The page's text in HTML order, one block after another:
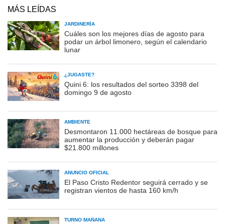
MÁS LEÍDAS
JARDINERÍA
Cuáles son los mejores días de agosto para
podar un árbol limonero, según el calendario
lunar
¿JUGASTE?
Quini 6: los resultados del sorteo 3398 del
domingo 9 de agosto
AMBIENTE
Desmontaron 11.000 hectáreas de bosque para
aumentar la producción y deberán pagar
$21.800 millones
ANUNCIO OFICIAL
El Paso Cristo Redentor seguirá cerrado y se
registran vientos de hasta 160 km/h
TURNO MAÑANA